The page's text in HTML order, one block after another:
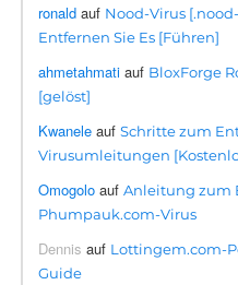
ronald auf Nood-Virus
Entfernen Sie Es [Führen]
ahmetahmati auf BloxForge
[gelöst]
Kwanele aufSchritte zum
Virusumleitungen
Omogolo aufAnleitung zum
Phumpauk.com-Virus
Dennis auf Lottingem.com-
Guide